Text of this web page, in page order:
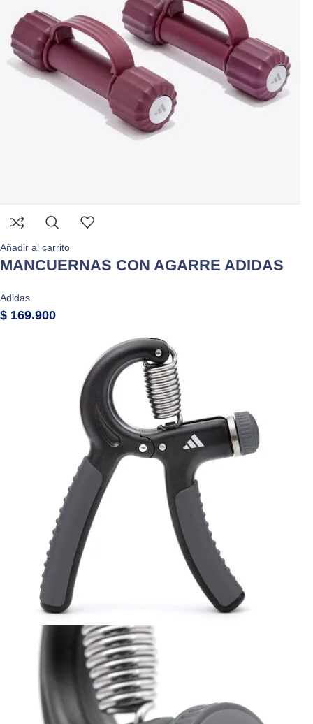
Añadir al carrito
MANCUERNAS CON AGARRE ADIDAS
Adidas
$ 169.900